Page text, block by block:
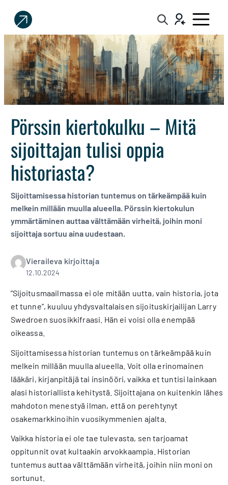
Sijoittaja.fi
Tee
parempia
sijoituspäätöksiä
Pörssin kiertokulku – Mitä
sijoittajan tulisi oppia
historiasta?
Sijoittamisessa historian tuntemus on tärkeämpää kuin
melkein millään muulla alueella. Pörssin kiertokulun
ymmärtäminen auttaa välttämään virheitä, joihin moni
sijoittaja sortuu aina uudestaan.
Vieraileva kirjoittaja
12.10.2024
”Sijoitusmaailmassa ei ole mitään uutta, vain historia, jota
et tunne”, kuuluu yhdysvaltalaisen sijoituskirjailijan Larry
Swedroen suosikkifraasi. Hän ei voisi olla enempää
oikeassa.
Sijoittamisessa historian tuntemus on tärkeämpää kuin
melkein millään muulla alueella. Voit olla erinomainen
lääkäri, kirjanpitäjä tai insinööri, vaikka et tuntisi lainkaan
alasi historiallista kehitystä. Sijoittajana on kuitenkin lähes
mahdoton menestyä ilman, että on perehtynyt
osakemarkkinoihin vuosikymmenien ajalta.
Vaikka historia ei ole tae tulevasta, sen tarjoamat
oppitunnit ovat kultaakin arvokkaampia. Historian
tuntemus auttaa välttämään virheitä, joihin niin moni on
sortunut.